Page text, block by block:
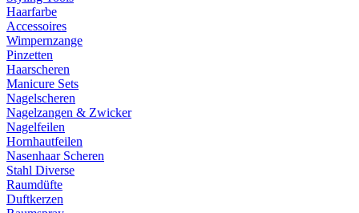
Haarfarbe
Accessoires
Wimpernzange
Pinzetten
Haarscheren
Manicure Sets
Nagelscheren
Nagelzangen & Zwicker
Nagelfeilen
Hornhautfeilen
Nasenhaar Scheren
Stahl Diverse
Raumdüfte
Duftkerzen